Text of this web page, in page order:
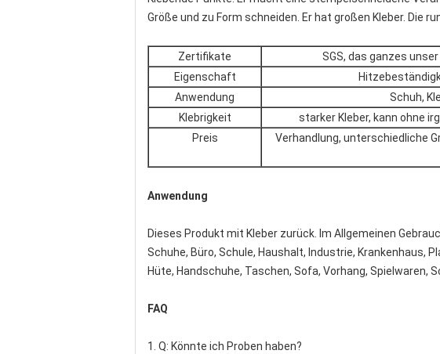
Größe und zu Form schneiden. Er hat großen Kleber. Die
Zertifikate
SGS, das ganzes
Eigenschaft
Anwendung
Schuh,
Klebrigkeit
starker Kleber, kann ohne
Preis
Verhandlung, unterschiedliche
Anwendung
Dieses Produkt mit Kleber zurück. Im Allgemeinen
Schuhe, Büro, Schule, Haushalt, Industrie, Krankenhaus,
Hüte, Handschuhe, Taschen, Sofa, Vorhang,
FAQ
1. Q: Könnte ich Proben haben?